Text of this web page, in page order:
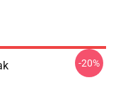
-20%